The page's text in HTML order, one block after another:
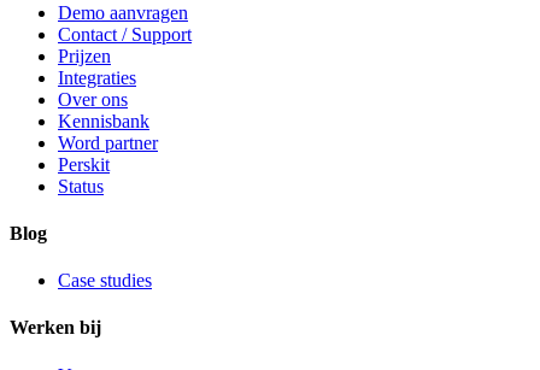
Demo aanvragen
Contact / Support
Prijzen
Integraties
Over ons
Kennisbank
Word partner
Perskit
Status
Blog
Case studies
Werken bij